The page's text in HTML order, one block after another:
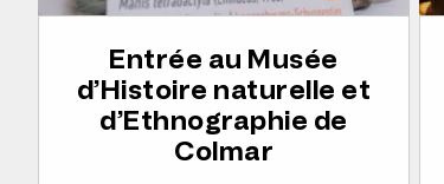
Entrée au Musée
d’Histoire naturelle et
d’Ethnographie de
Colmar